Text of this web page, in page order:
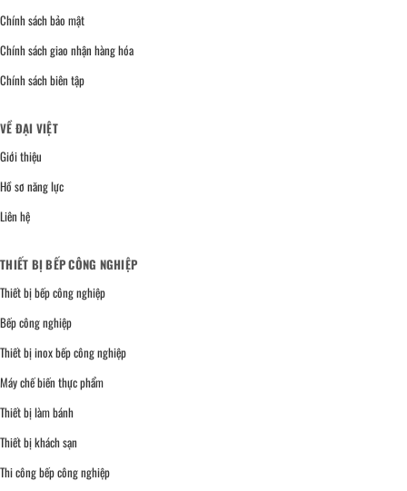
Chính sách bảo mật
Chính sách giao nhận hàng hóa
Chính sách biên tập
VỀ ĐẠI VIỆT
Giới thiệu
Hồ sơ năng lực
Liên hệ
THIẾT BỊ BẾP CÔNG NGHIỆP
Thiết bị bếp công nghiệp
Bếp công nghiệp
Thiết bị inox bếp công nghiệp
Máy chế biến thực phẩm
Thiết bị làm bánh
Thiết bị khách sạn
Thi công bếp công nghiệp